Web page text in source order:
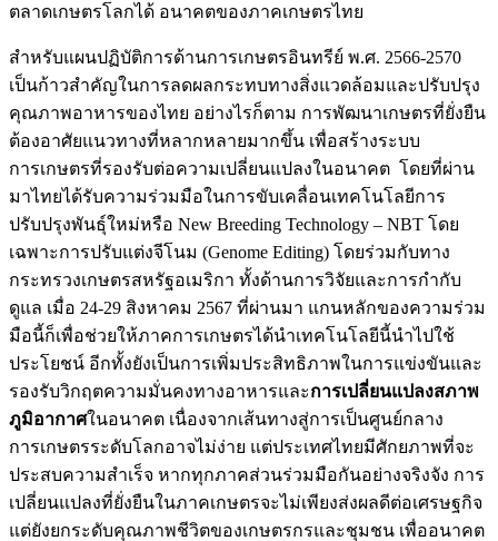
ตลาดเกษตรโลกได้ อนาคตของภาคเกษตรไทย
สำหรับแผนปฏิบัติการด้านการเกษตรอินทรีย์ พ.ศ. 2566-2570
เป็นก้าวสำคัญในการลดผลกระทบทางสิ่งแวดล้อมและปรับปรุง
คุณภาพอาหารของไทย อย่างไรก็ตาม การพัฒนาเกษตรที่ยั่งยืน
ต้องอาศัยแนวทางที่หลากหลายมากขึ้น เพื่อสร้างระบบ
การเกษตรที่รองรับต่อความเปลี่ยนแปลงในอนาคต โดยที่ผ่าน
มาไทยได้รับความร่วมมือในการขับเคลื่อนเทคโนโลยีการ
ปรับปรุงพันธุ์ใหม่หรือ New Breeding Technology – NBT โดย
เฉพาะการปรับแต่งจีโนม (Genome Editing) โดยร่วมกับทาง
กระทรวงเกษตรสหรัฐอเมริกา ทั้งด้านการวิจัยและการกำกับ
ดูแล เมื่อ 24-29 สิงหาคม 2567 ที่ผ่านมา แกนหลักของความร่วม
มือนี้ก็เพื่อช่วยให้ภาคการเกษตรได้นำเทคโนโลยีนี้นำไปใช้
ประโยชน์ อีกทั้งยังเป็นการเพิ่มประสิทธิภาพในการแข่งขันและ
รองรับวิกฤตความมั่นคงทางอาหารและการเปลี่ยนแปลงสภาพ
ภูมิอากาศในอนาคต เนื่องจากเส้นทางสู่การเป็นศูนย์กลาง
การเกษตรระดับโลกอาจไม่ง่าย แต่ประเทศไทยมีศักยภาพที่จะ
ประสบความสำเร็จ หากทุกภาคส่วนร่วมมือกันอย่างจริงจัง การ
เปลี่ยนแปลงที่ยั่งยืนในภาคเกษตรจะไม่เพียงส่งผลดีต่อเศรษฐกิจ
แต่ยังยกระดับคุณภาพชีวิตของเกษตรกรและชุมชน เพื่ออนาคต